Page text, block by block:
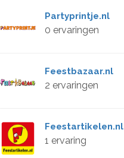
Partyprintje.nl
0 ervaringen
Feestbazaar.nl
2 ervaringen
Feestartikelen.nl
1 ervaring